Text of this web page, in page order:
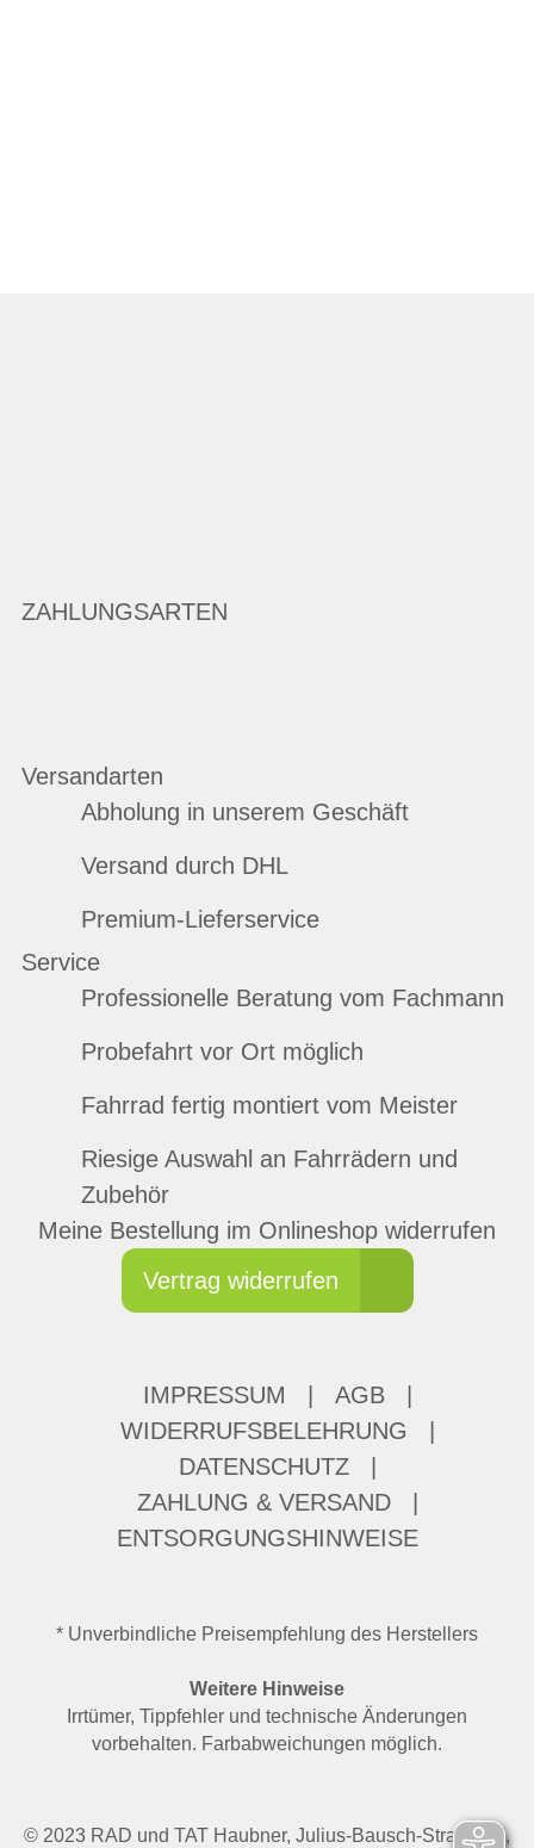
ZAHLUNGSARTEN
Versandarten
Abholung in unserem Geschäft
Versand durch DHL
Premium-Lieferservice
Service
Professionelle Beratung vom Fachmann
Probefahrt vor Ort möglich
Fahrrad fertig montiert vom Meister
Riesige Auswahl an Fahrrädern und
Zubehör
Meine Bestellung im Onlineshop widerrufen
Vertrag widerrufen
IMPRESSUM AGB
WIDERRUFSBELEHRUNG
DATENSCHUTZ
ZAHLUNG & VERSAND
ENTSORGUNGSHINWEISE
* Unverbindliche Preisempfehlung des Herstellers
Weitere Hinweise
Irrtümer, Tippfehler und technische Änderungen
vorbehalten. Farbabweichungen möglich.
© 2023 RAD und TAT Haubner, Julius-Bausch-Straße 37,